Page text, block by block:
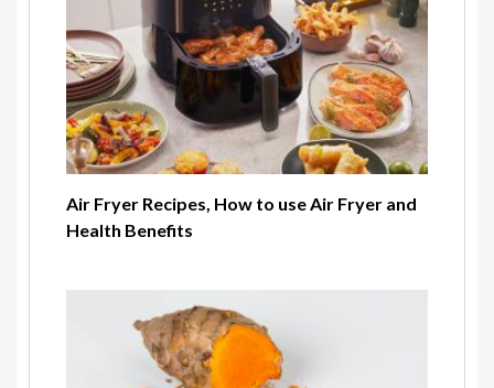
Air Fryer Recipes, How to use Air Fryer and
Health Benefits